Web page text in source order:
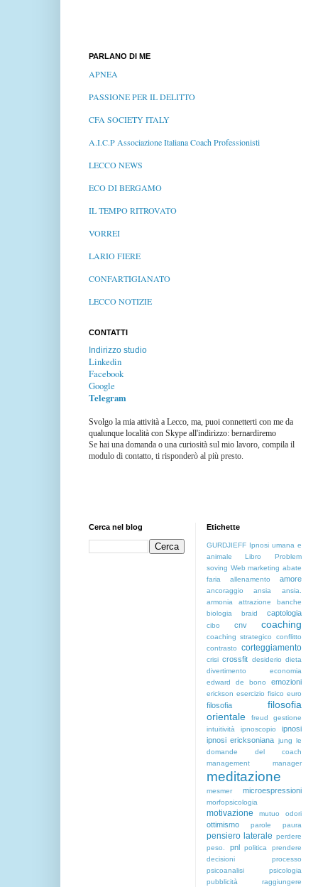
PARLANO DI ME
APNEA
PASSIONE PER IL DELITTO
CFA SOCIETY ITALY
A.I.C.P Associazione Italiana Coach Professionisti
LECCO NEWS
ECO DI BERGAMO
IL TEMPO RITROVATO
VORREI
LARIO FIERE
CONFARTIGIANATO
LECCO NOTIZIE
CONTATTI
Indirizzo studio
Linkedin
Facebook
Google
Telegram
Svolgo la mia attività a Lecco, ma, puoi connetterti con me da
qualunque località con Skype all'indirizzo: bernardiremo
Se hai una domanda o una curiosità sul mio lavoro, compila il
modulo di contatto, ti risponderò al più presto.
Cerca nel blog Etichette
GURDJIEFF Ipnosi umana e
animale
Libro
Problem
soving Web marketing abate
faria
allenamento amore
ancoraggio ansia
ansia.
armonia
attrazione
banche
biologia
braid captologia
cibo cnv coaching
coaching strategico
conflitto
contrasto
corteggiamento
crisi crossfit desiderio dieta
divertimento
economia
edward de bono
emozioni
erickson esercizio fisico euro
filosofia
filosofia
orientale
freud
gestione
intuitività
ipnoscopio
ipnosi
ipnosi ericksoniana jung le
domande del coach
management
manager
meditazione
mesmer microespressioni
morfopsicologia
motivazione mutuo odori
ottimismo parole paura
pensiero laterale perdere
peso.
pnl politica
prendere
decisioni
processo
psicoanalisi
psicologia
pubblicità
raggiungere